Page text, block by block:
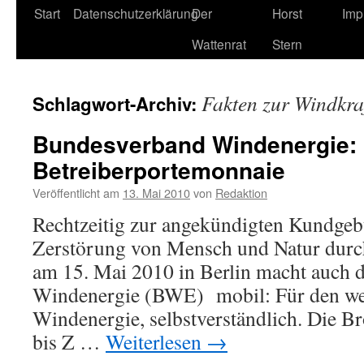
Start DatenschutzerklärungDer
Wattenrat
Horst
Stern
Schlagwort-Archiv: Fakten zur
Bundesverband
Betreiberportemonnaie
Veröffentlicht am 13. Mai 2010von Redaktion
Rechtzeitig zur angekündigten
Zerstörung von Mensch und Natur
am 15. Mai 2010 in Berlin macht auch
Windenergie (BWE) mobil: Für den
Windenergie, selbstverständlich. Die
bis Z … Weiterlesen →